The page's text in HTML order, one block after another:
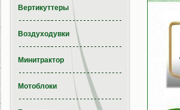
Вертикуттеры
Воздуходувки
Минитрактор
Мотоблоки